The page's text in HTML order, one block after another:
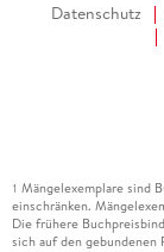
Datenschutz
1 Mängelexemplare sind
einschränken.
Die frühere
sich auf den gebundenen